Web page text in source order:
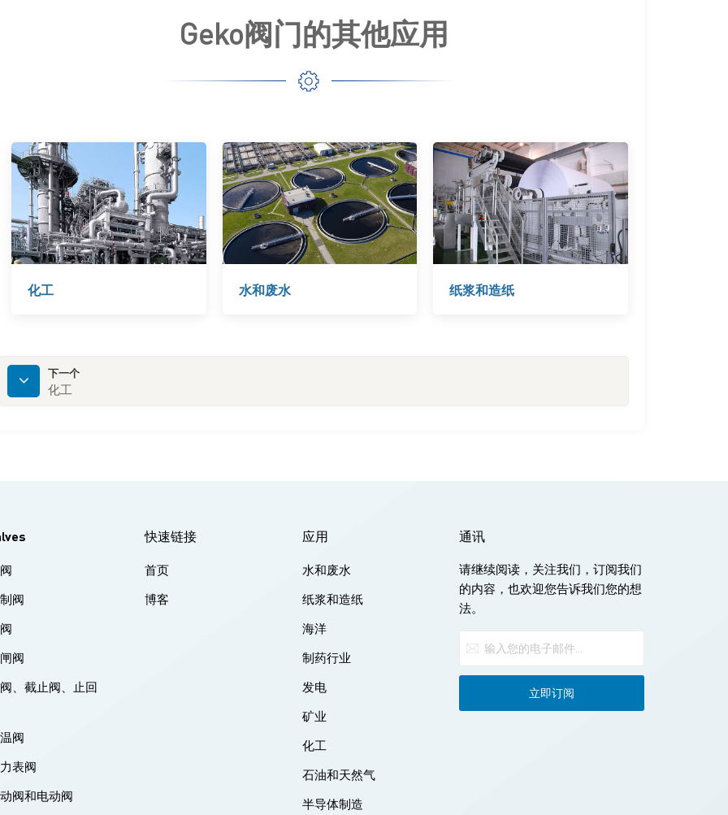
Geko阀门的其他应用
化工 水和废水 纸浆和造纸
下一个
化工
阀
阀
、截止阀、止回
阀
表阀
阀和电动阀
快速链接
首页
博客
应用
水和废水
纸浆和造纸
海洋
制药行业
发电
矿业
化工
石油和天然气
半导体制造
通讯
请继续阅读，关注我们，订阅我们
的内容，也欢迎您告诉我们您的想
法。